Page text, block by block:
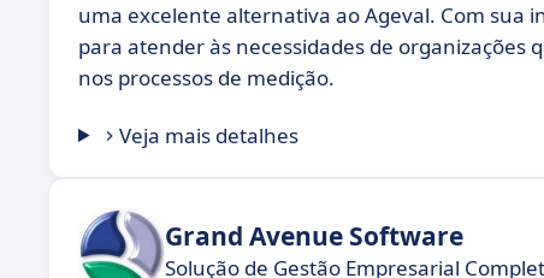
uma excelente alternativa ao Ageval. Com sua
para atender às necessidades de
nos processos de medição.
Veja mais detalhes
Grand Avenue Software
Solução de Gestão Empresarial